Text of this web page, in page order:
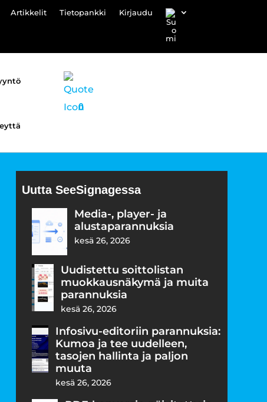
Artikkelit Tietopankki Kirjaudu
0
Uutta SeeSignagessa
Media-, player- ja
alustaparannuksia
kesä 26, 2026
Uudistettu soittolistan
muokkausnäkymä ja muita
parannuksia
kesä 26, 2026
Infosivu-editoriin parannuksia:
Kumoa ja tee uudelleen,
tasojen hallinta ja paljon
muuta
kesä 26, 2026